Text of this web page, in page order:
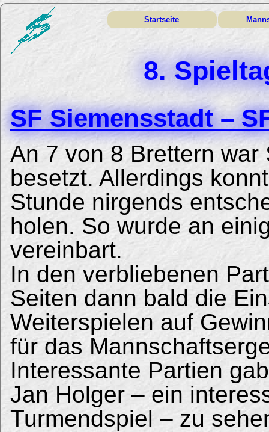
Startseite
8.
SF Siemensstadt –
An 7 von 8 Brettern
besetzt. Allerdings
Stunde nirgends
holen. So wurde an
vereinbart.
In den verbliebenen
Seiten dann bald die
Weiterspielen auf
für das
Interessante Partien
Jan Holger – ein
Turmendspiel – zu